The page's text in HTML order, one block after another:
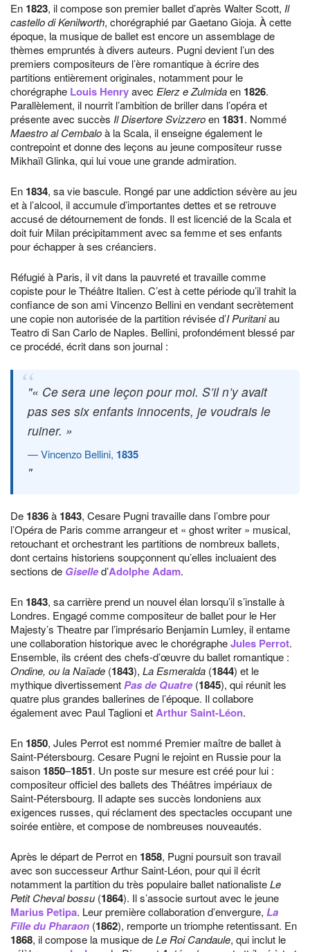
En 1823, il compose son premier ballet d’après Walter Scott, Il
castello di Kenilworth, chorégraphié par Gaetano Gioja. À cette
époque, la musique de ballet est encore un assemblage de
thèmes empruntés à divers auteurs. Pugni devient l’un des
premiers compositeurs de l’ère romantique à écrire des
partitions entièrement originales, notamment pour le
chorégraphe Louis Henryavec Elerz e Zulmidaen 1826.
Parallèlement, il nourrit l’ambition de briller dans l’opéra et
présente avec succès Il Disertore Svizzeroen 1831. Nommé
Maestro al Cembaloà la Scala, il enseigne également le
contrepoint et donne des leçons au jeune compositeur russe
Mikhaïl Glinka, qui lui voue une grande admiration.
En 1834, sa vie bascule. Rongé par une addiction sévère au jeu
et à l’alcool, il accumule d’importantes dettes et se retrouve
accusé de détournement de fonds. Il est licencié de la Scala et
doit fuir Milan précipitamment avec sa femme et ses enfants
pour échapper à ses créanciers.
Réfugié à Paris, il vit dans la pauvreté et travaille comme
copiste pour le Théâtre Italien. C’est à cette période qu’il trahit la
confiance de son ami Vincenzo Bellini en vendant secrètement
une copie non autorisée de la partition révisée d’I Puritaniau
Teatro di San Carlo de Naples. Bellini, profondément blessé par
ce procédé, écrit dans son journal :
« Ce sera une leçon pour moi. S’il n’y avait
pas ses six enfants innocents, je voudrais le
ruiner. »
Vincenzo Bellini, 1835
De 1836à 1843, Cesare Pugni travaille dans l’ombre pour
l’Opéra de Paris comme arrangeur et « ghost writer » musical,
retouchant et orchestrant les partitions de nombreux ballets,
dont certains historiens soupçonnent qu’elles incluaient des
sections de Giselled’Adolphe Adam.
En 1843, sa carrière prend un nouvel élan lorsqu’il s’installe à
Londres. Engagé comme compositeur de ballet pour le Her
Majesty’s Theatre par l’imprésario Benjamin Lumley, il entame
une collaboration historique avec le chorégrapheJules Perrot.
Ensemble, ils créent des chefs-d’œuvre du ballet romantique :
Ondine, ou la Naïade (1843), La Esmeralda (1844) et le
mythique divertissementPas de Quatre(1845), qui réunit les
quatre plus grandes ballerines de l’époque. Il collabore
également avec Paul Taglioni etArthur Saint-Léon.
En 1850, Jules Perrot est nommé Premier maître de ballet à
Saint-Pétersbourg. Cesare Pugni le rejoint en Russie pour la
saison 1850–1851. Un poste sur mesure est créé pour lui :
compositeur officiel des ballets des Théâtres impériaux de
Saint-Pétersbourg. Il adapte ses succès londoniens aux
exigences russes, qui réclament des spectacles occupant une
soirée entière, et compose de nombreuses nouveautés.
Après le départ de Perrot en 1858, Pugni poursuit son travail
avec son successeur Arthur Saint-Léon, pour qui il écrit
notamment la partition du très populaire ballet nationalisteLe
Petit Cheval bossu (1864). Il s’associe surtout avec le jeune
Marius Petipa. Leur première collaboration d’envergure, La
Fille du Pharaon (1862), remporte un triomphe retentissant. En
1868, il compose la musique deLe Roi Candaule, qui inclut le